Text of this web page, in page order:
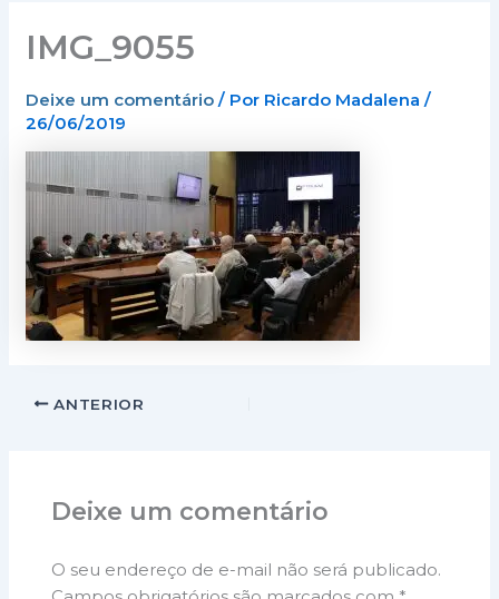
IMG_9055
Deixe um comentário / Por Ricardo Madalena/
26/06/2019
ANTERIOR
Deixe um comentário
O seu endereço de e-mail não será publicado.